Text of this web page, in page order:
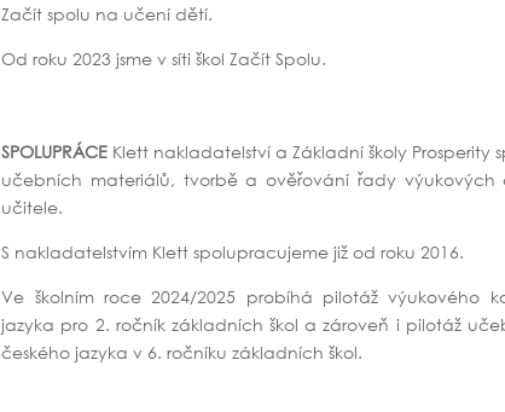
Začít spolu na učení dětí.
Od roku 2023 jsme v síti škol Začít Spolu.
SPOLUPRÁCE Klett nakladatelství a Základní školy
učebních materiálů, tvorbě a ověřování řady
učitele.
S nakladatelstvím Klett spolupracujeme již od roku 2016.
Ve školním roce 2024/2025 probíhá pilotáž výukového
jazyka pro 2. ročník základních škol a zároveň i pilotáž
českého jazyka v 6. ročníku základních škol.